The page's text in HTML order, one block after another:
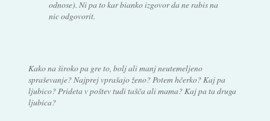
odnose). Ni pa to kar bianko izgovor da ne rabis na
nic odgovorit.
Kako na široko pa gre to, bolj ali manj neutemeljeno
spraševanje? Najprej vprašajo ženo? Potem hčerko? Kaj pa
ljubico? Prideta v poštev tudi tašča ali mama? Kaj pa ta druga
ljubica?